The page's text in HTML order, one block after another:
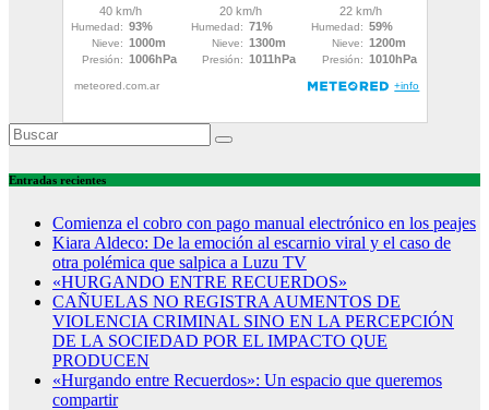
Entradas recientes
Comienza el cobro con pago manual electrónico en los peajes
Kiara Aldeco: De la emoción al escarnio viral y el caso de
otra polémica que salpica a Luzu TV
«HURGANDO ENTRE RECUERDOS»
CAÑUELAS NO REGISTRA AUMENTOS DE
VIOLENCIA CRIMINAL SINO EN LA PERCEPCIÓN
DE LA SOCIEDAD POR EL IMPACTO QUE
PRODUCEN
«Hurgando entre Recuerdos»: Un espacio que queremos
compartir